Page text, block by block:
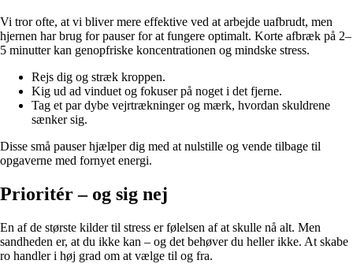
Vi tror ofte, at vi bliver mere effektive ved at arbejde uafbrudt, men
hjernen har brug for pauser for at fungere optimalt. Korte afbræk på 2–
5 minutter kan genopfriske koncentrationen og mindske stress.
Rejs dig og stræk kroppen.
Kig ud ad vinduet og fokuser på noget i det fjerne.
Tag et par dybe vejrtrækninger og mærk, hvordan skuldrene
sænker sig.
Disse små pauser hjælper dig med at nulstille og vende tilbage til
opgaverne med fornyet energi.
Prioritér – og sig nej
En af de største kilder til stress er følelsen af at skulle nå alt. Men
sandheden er, at du ikke kan – og det behøver du heller ikke. At skabe
ro handler i høj grad om at vælge til og fra.